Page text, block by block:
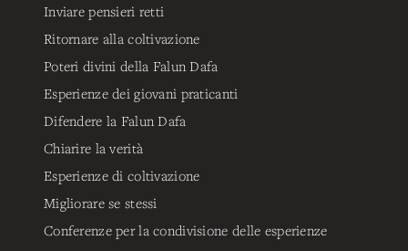
Inviare pensieri retti
Ritornare alla coltivazione
Poteri divini della Falun Dafa
Esperienze dei giovani praticanti
Difendere la Falun Dafa
Chiarire la verità
Esperienze di coltivazione
Migliorare se stessi
Conferenze per la condivisione delle esperienze